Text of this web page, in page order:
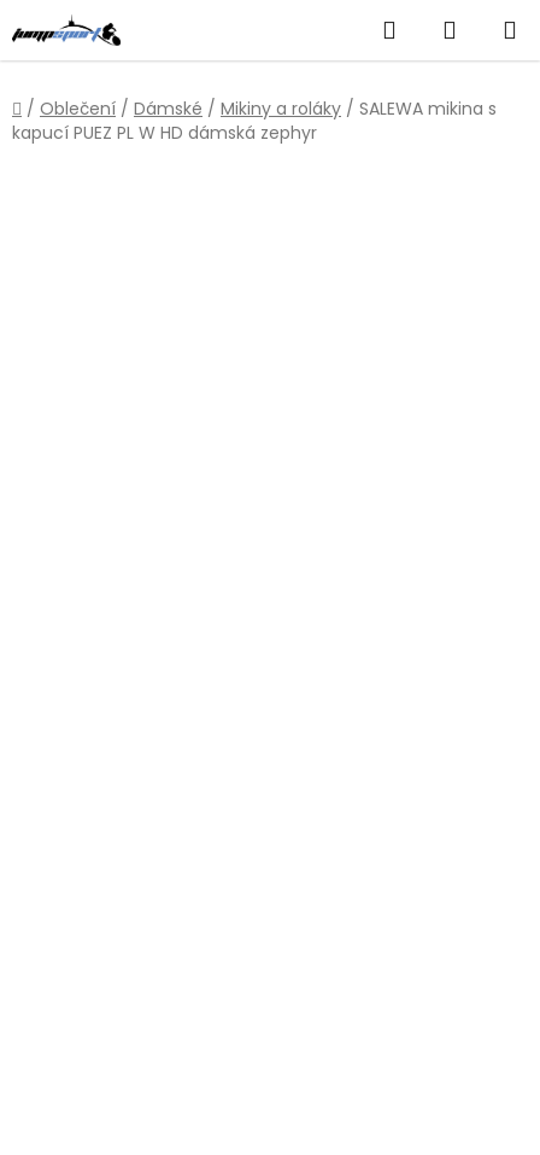
na
obsah
Hledat
KOŠÍK
Domů
/ Oblečení / Dámské / Mikiny a roláky / SALEWA mikina s
kapucí PUEZ PL W HD dámská zephyr